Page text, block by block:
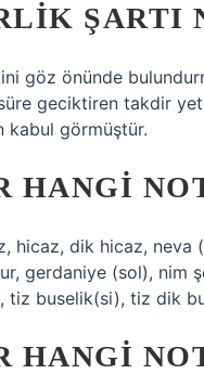
ŞARTI
göz önünde
geciktiren takdir
kabul görmüştür.
HANGI
hicaz, dik hicaz, neva
gerdaniye (sol), nim
tiz buselik(si), tiz dik
HANGI